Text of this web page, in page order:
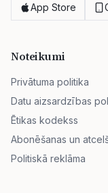
App Store
Noteikumi
Privātuma politika
Datu aizsardzības
Ētikas kodekss
Abonēšanas un
Politiskā reklāma